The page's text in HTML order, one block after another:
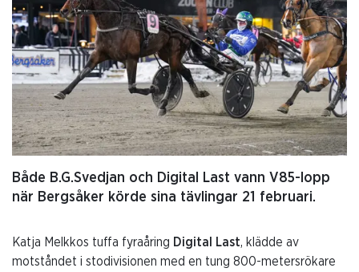
Både B.G.Svedjan och Digital Last vann V85-lopp
när Bergsåker körde sina tävlingar 21 februari.
Katja Melkkos tuffa fyraåring Digital Last, klädde av
motståndet i stodivisionen med en tung 800-metersrökare